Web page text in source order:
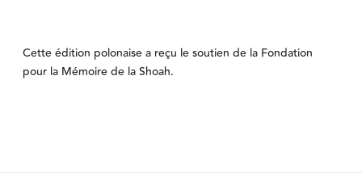
Cette édition polonaise a reçu le soutien de la Fondation
pour la Mémoire de la Shoah.